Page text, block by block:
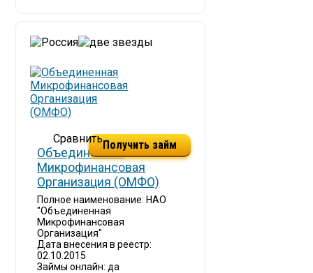
Объединенная
Микрофинансовая
Организация (ОМФО)
Полное наименование: НАО
"Объединенная
Микрофинансовая
Организация"
Дата внесения в реестр:
02.10.2015
Займы онлайн: да
Получить займ